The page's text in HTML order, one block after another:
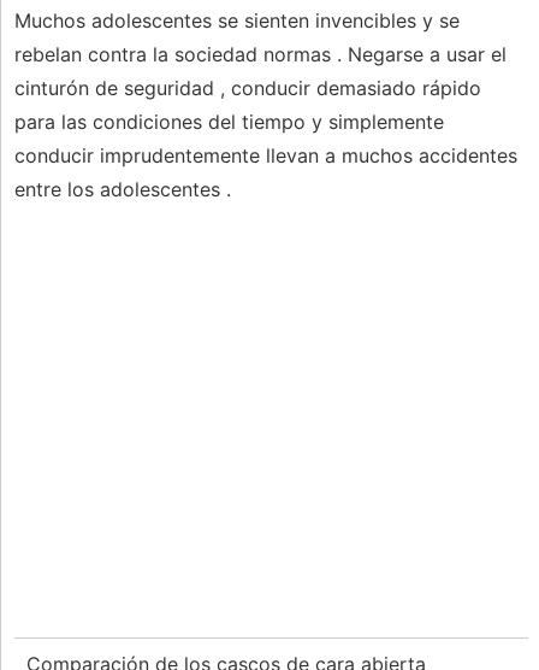
Muchos adolescentes se sienten invencibles y se
rebelan contra la sociedad normas . Negarse a usar el
cinturón de seguridad , conducir demasiado rápido
para las condiciones del tiempo y simplemente
conducir imprudentemente llevan a muchos accidentes
entre los adolescentes .
Comparación de los cascos de cara abierta